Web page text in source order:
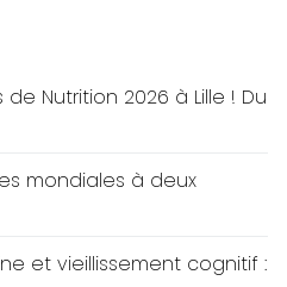
Nutrition 2026 à Lille ! Du
mondiales à deux
et vieillissement cognitif :